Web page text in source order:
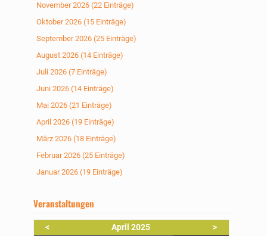
November 2026 (22 Einträge)
Oktober 2026 (15 Einträge)
September 2026 (25 Einträge)
August 2026 (14 Einträge)
Juli 2026 (7 Einträge)
Juni 2026 (14 Einträge)
Mai 2026 (21 Einträge)
April 2026 (19 Einträge)
März 2026 (18 Einträge)
Februar 2026 (25 Einträge)
Januar 2026 (19 Einträge)
Veranstaltungen
< April 2025
>